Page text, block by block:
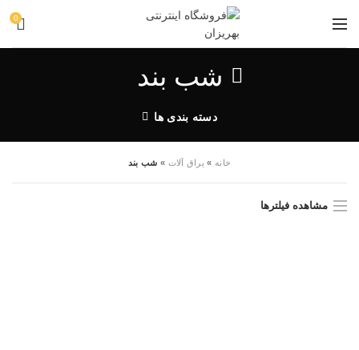
0
شب بند
دسته بندی ها
خانه » یراق آلات » شب بند
مشاهده فیلترها